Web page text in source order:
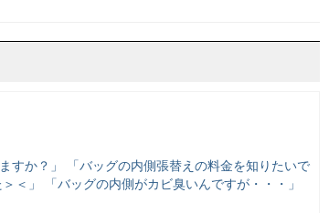
すか？」 「バッグの内側張替えの料金を知りたいで
＜」 「バッグの内側がカビ臭いんですが・・・」